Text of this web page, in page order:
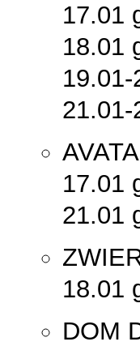
17.01
18.01
17.01
21.01
18.01
DOM